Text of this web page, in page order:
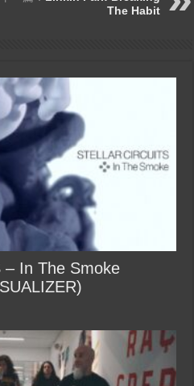
The Habit
– In The Smoke